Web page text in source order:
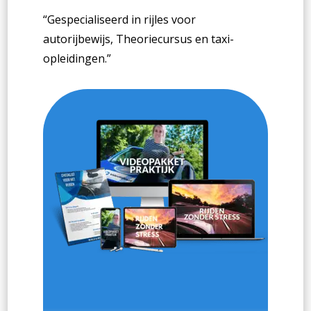
“Gespecialiseerd in rijles voor
autorijbewijs, Theoriecursus en taxi-
opleidingen.”